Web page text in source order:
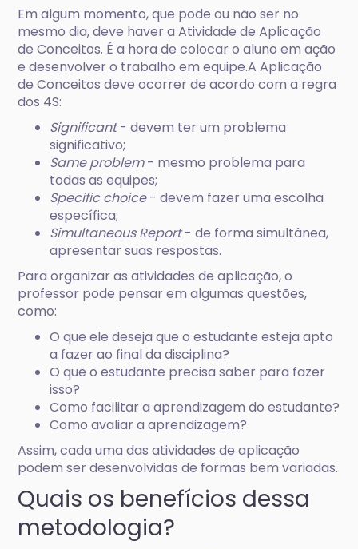
Em algum momento, que pode ou não ser no
mesmo dia, deve haver a Atividade de Aplicação
de Conceitos. É a hora de colocar o aluno em ação
e desenvolver o trabalho em equipe.A Aplicação
de Conceitos deve ocorrer de acordo com a regra
dos 4S:
Significant- devem ter um problema
significativo;
Same problem- mesmo problema para
todas as equipes;
Specific choice- devem fazer uma escolha
específica;
Simultaneous Report- de forma simultânea,
apresentar suas respostas.
Para organizar as atividades de aplicação, o
professor pode pensar em algumas questões,
como:
O que ele deseja que o estudante esteja apto
a fazer ao final da disciplina?
O que o estudante precisa saber para fazer
isso?
Como facilitar a aprendizagem do estudante?
Como avaliar a aprendizagem?
Assim, cada uma das atividades de aplicação
podem ser desenvolvidas de formas bem variadas.
Quais os benefícios dessa
metodologia?